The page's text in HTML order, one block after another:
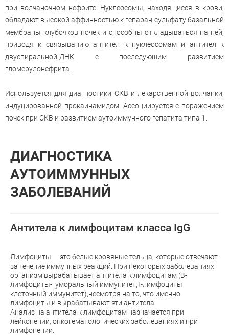
при волчаночном нефрите. Нуклеосомы, находящиеся в крови,
обладают высокой аффинностью к гепаран-сульфату базальной
мембраны клубочков почек и способны откладываться на ней,
приводя к связыванию антител к нуклеосомам и антител к
двуспиральной-ДНК с последующим развитием
гломерулонефрита.
Используется для диагностики СКВ и лекарственной волчанки,
индуцированной прокаинамидом. Ассоциируется с поражением
почек при СКВ и развитием аутоиммунного гепатита типа 1.
ДИАГНОСТИКА
АУТОИММУННЫХ
ЗАБОЛЕВАНИЙ
Антитела к лимфоцитам класса IgG
Лимфоциты — это белые кровяные тельца, которые отвечают
за течение иммунных реакций. При некоторых заболеваниях
организм вырабатывает антитела к лимфоцитам (В-
лимфоциты-гуморальный иммунитет,Т-лимфоциты
клеточный иммунитет),несмотря на то, что именно
лимфоциты и вырабатывают эти антитела.
Анализ на антитела к лимфоцитам назначается при
лейкопении, онкогематологических заболеваниях и при
лимфопении.